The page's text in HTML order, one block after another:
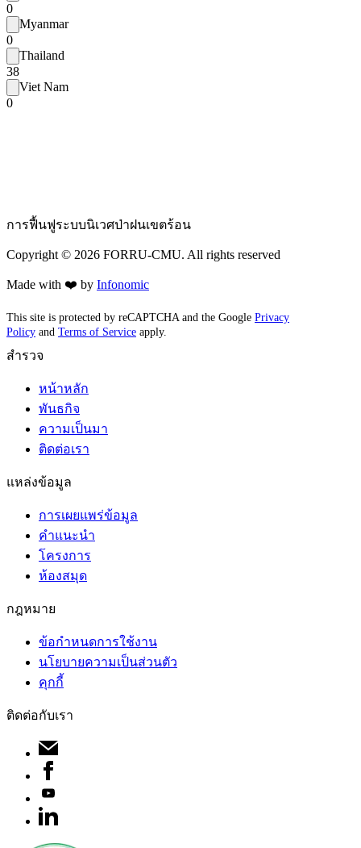
0
Myanmar
0
Thailand
38
Viet Nam
0
การฟื้นฟูระบบนิเวศป่าฝนเขตร้อน
Copyright © 2026 FORRU-CMU. All rights reserved
Made with ❤️ by Infonomic
This site is protected by reCAPTCHA and the Google Privacy
Policy and Terms of Service apply.
สำรวจ
หน้าหลัก
พันธกิจ
ความเป็นมา
ติดต่อเรา
แหล่งข้อมูล
การเผยแพร่ข้อมูล
คำแนะนำ
โครงการ
ห้องสมุด
กฎหมาย
ข้อกำหนดการใช้งาน
นโยบายความเป็นส่วนตัว
คุกกี้
ติดต่อกับเรา